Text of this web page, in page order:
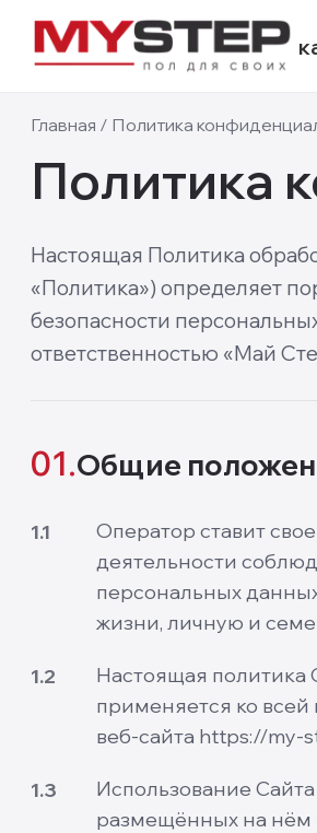
Главная / Политика
Политика
Настоящая Политика
«Политика») определяет
безопасности
ответственностью «Май
01.Общие
1.1
Оператор ставит
деятельности
персональных
жизни, личную и
1.2
Настоящая политика
применяется ко
веб-сайта https://my-
1.3
Использование
размещённых на нём